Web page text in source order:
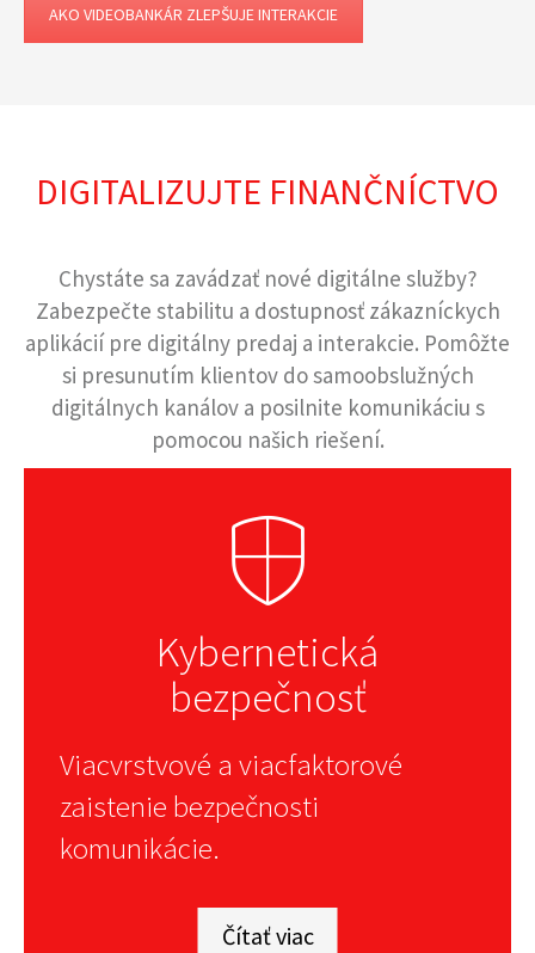
AKO VIDEOBANKÁR ZLEPŠUJE INTERAKCIE
DIGITALIZUJTE FINANČNÍCTVO
Chystáte sa zavádzať nové digitálne služby?
Zabezpečte stabilitu a dostupnosť zákazníckych
aplikácií pre digitálny predaj a interakcie. Pomôžte
si presunutím klientov do samoobslužných
digitálnych kanálov a posilnite komunikáciu s
pomocou našich riešení.
Kybernetická
bezpečnosť
Viacvrstvové a viacfaktorové
zaistenie bezpečnosti
komunikácie.
Čítať viac